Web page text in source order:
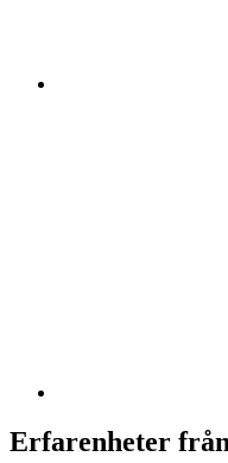
Erfarenheter